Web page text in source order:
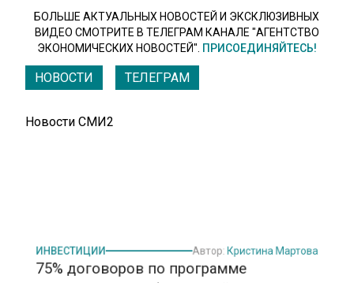
БОЛЬШЕ АКТУАЛЬНЫХ НОВОСТЕЙ И ЭКСКЛЮЗИВНЫХ
ВИДЕО СМОТРИТЕ В ТЕЛЕГРАМ КАНАЛЕ "АГЕНТСТВО
ЭКОНОМИЧЕСКИХ НОВОСТЕЙ". ПРИСОЕДИНЯЙТЕСЬ!
НОВОСТИ ТЕЛЕГРАМ
Новости СМИ2
долгосрочных сбережений заключено
со СберНПФ